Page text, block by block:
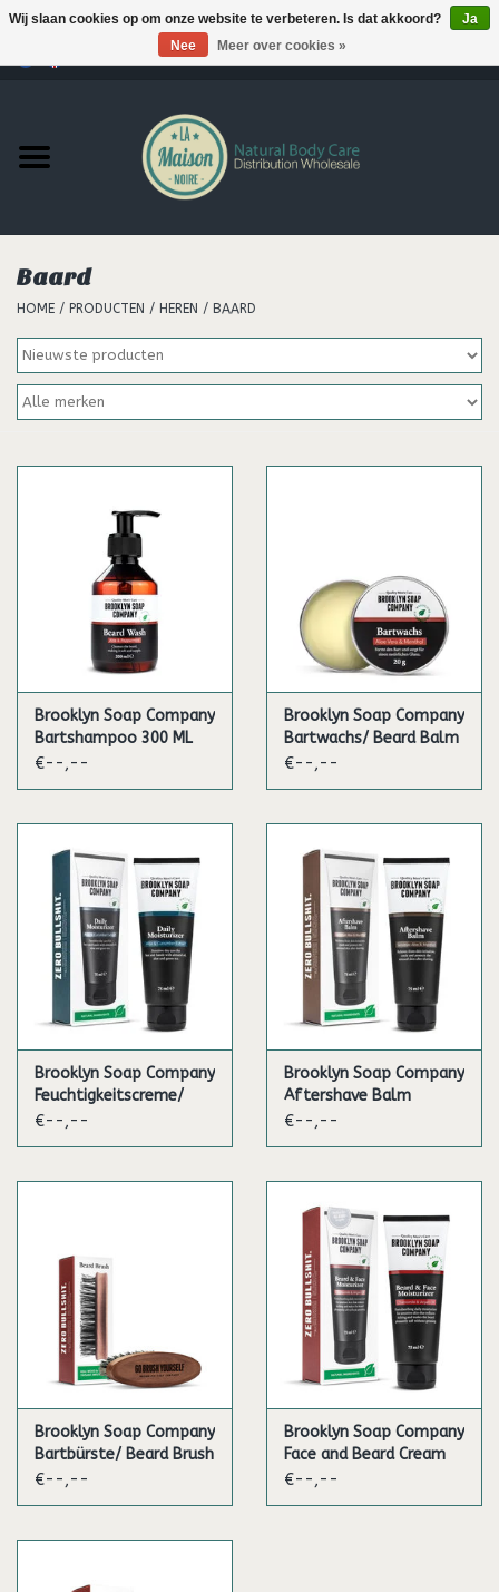
Producten
MERKEN
Hair
Nieuws
Baard
HOME / PRODUCTEN / HEREN / BAARD
Brooklyn Soap Company
Bartshampoo 300 ML
€--,--
Brooklyn Soap Company
Bartwachs/ Beard Balm
€--,--
Brooklyn Soap Company
Feuchtigkeitscreme/
Daily Moisturizer
€--,--
Brooklyn Soap Company
Aftershave Balm
€--,--
Brooklyn Soap Company
Bartbürste/ Beard Brush
€--,--
Brooklyn Soap Company
Face and Beard Cream
€--,--
Wij slaan cookies op om onze website te verbeteren. Is dat akkoord?
Ja
Nee
Meer over cookies »